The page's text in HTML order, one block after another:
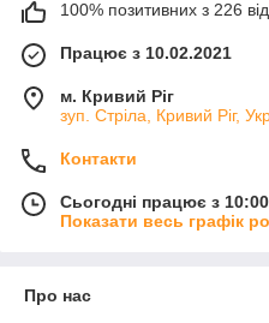
100% позитивних з 226
Працює з 10.02.2021
м. Кривий Ріг
зуп. Стріла, Кривий Ріг,
Контакти
Сьогодні працює з
Показати весь графік
Про нас